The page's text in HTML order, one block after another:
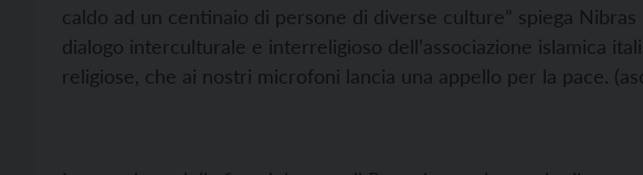
caldo ad un centinaio di persone di diverse culture” spiega
dialogo interculturale e interreligioso dell’associazione islamica
religiose, che ai nostri microfoni lancia una appello per la pace.